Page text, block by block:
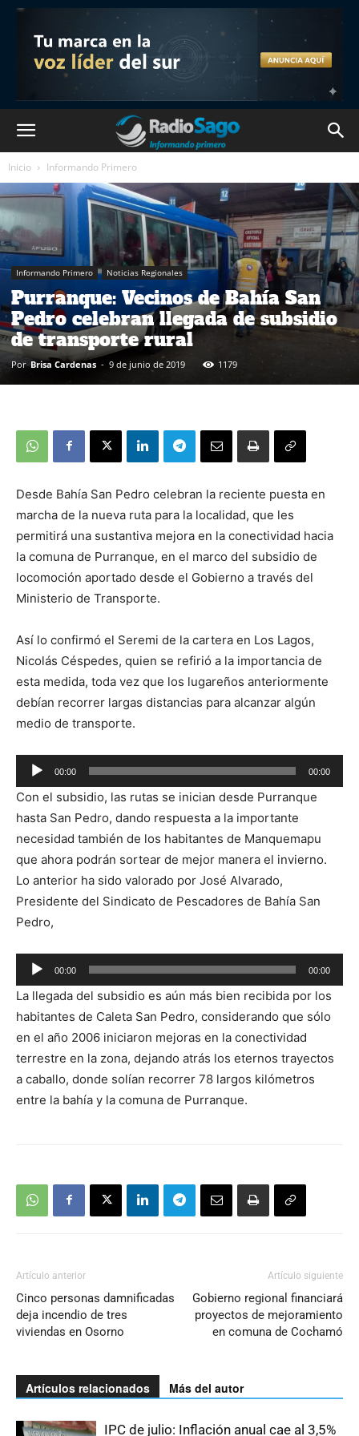
Inicio Informando Primero
Informando Primero Noticias Regionales
Purranque: Vecinos de Bahía San
Pedro celebran llegada de subsidio
de transporte rural
Por Brisa Cardenas - 9 de junio de 2019 1179
Desde Bahía San Pedro celebran la reciente puesta en
marcha de la nueva ruta para la localidad, que les
permitirá una sustantiva mejora en la conectividad hacia
la comuna de Purranque, en el marco del subsidio de
locomoción aportado desde el Gobierno a través del
Ministerio de Transporte.
Así lo confirmó el Seremi de la cartera en Los Lagos,
Nicolás Céspedes, quien se refirió a la importancia de
esta medida, toda vez que los lugareños anteriormente
debían recorrer largas distancias para alcanzar algún
medio de transporte.
Reproductor
de
audio
00:00 00:00
Con el subsidio, las rutas se inician desde Purranque
hasta San Pedro, dando respuesta a la importante
necesidad también de los habitantes de Manquemapu
que ahora podrán sortear de mejor manera el invierno.
Lo anterior ha sido valorado por José Alvarado,
Presidente del Sindicato de Pescadores de Bahía San
Pedro,
Reproductor
de
audio
00:00 00:00
La llegada del subsidio es aún más bien recibida por los
habitantes de Caleta San Pedro, considerando que sólo
en el año 2006 iniciaron mejoras en la conectividad
terrestre en la zona, dejando atrás los eternos trayectos
a caballo, donde solían recorrer 78 largos kilómetros
entre la bahía y la comuna de Purranque.
Artículo anterior
Cinco personas damnificadas
deja incendio de tres
viviendas en Osorno
Artículo siguiente
Gobierno regional financiará
proyectos de mejoramiento
en comuna de Cochamó
Artículos relacionados Más del autor
IPC de julio: Inflación anual cae al 3,5%